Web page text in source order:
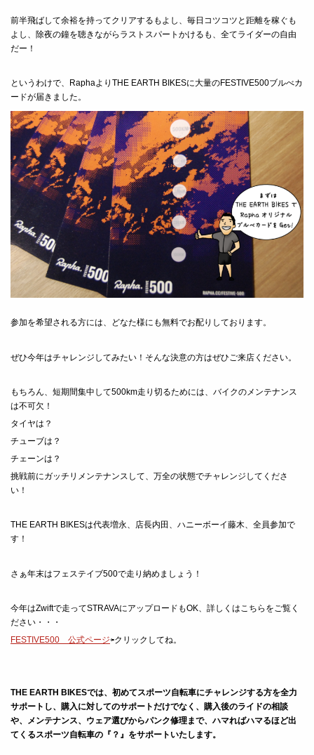
前半飛ばして余裕を持ってクリアするもよし、毎日コツコツと距離を稼ぐも
よし、除夜の鐘を聴きながらラストスパートかけるも、全てライダーの自由
だー！
というわけで、RaphaよりTHE EARTH BIKESに大量のFESTIVE500ブルべカ
ードが届きました。
参加を希望される方には、どなた様にも無料でお配りしております。
ぜひ今年はチャレンジしてみたい！そんな決意の方はぜひご来店ください。
もちろん、短期間集中して500km走り切るためには、バイクのメンテナンス
は不可欠！
タイヤは？
チューブは？
チェーンは？
挑戦前にガッチリメンテナンスして、万全の状態でチャレンジしてくださ
い！
THE EARTH BIKESは代表増永、店長内田、ハニーボーイ藤木、全員参加で
す！
さぁ年末はフェステイブ500で走り納めましょう！
今年はZwiftで走ってSTRAVAにアップロードもOK、詳しくはこちらをご覧く
ださい・・・
FESTIVE500 公式ページ⇦クリックしてね。
THE EARTH BIKESでは、初めてスポーツ自転車にチャレンジする方を全力
サポートし、 購入に対してのサポートだけでなく、購入後のライドの相談
や、メンテナンス、ウェア選びからパンク修理まで、ハマればハマるほど出
てくるスポーツ自転車の『？』をサポートいたします。